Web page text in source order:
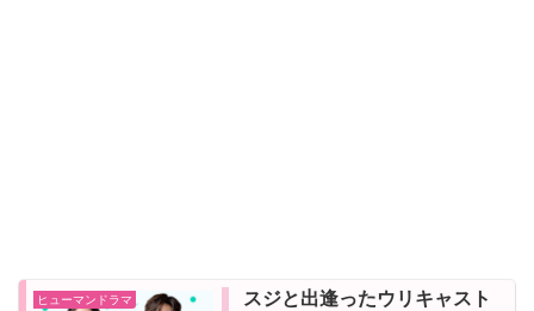
ヒューマンドラマ
スジと出逢ったウリキャスト